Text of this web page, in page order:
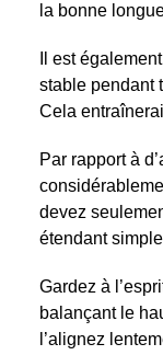
la bonne
Il est
stable pendant
Cela
Par rapport à
devez
étendant
Gardez à
balançant le
l’alignez